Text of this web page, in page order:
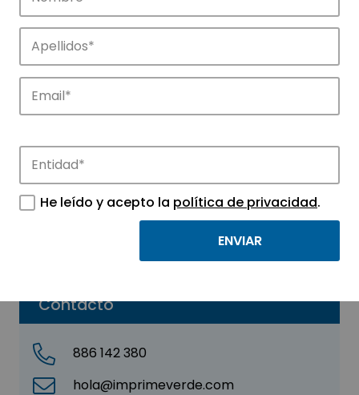
Empresas
Descubre las empresas que impulsan la
innovación en los parques de APTE.
Contacto
886 142 380
hola@imprimeverde.com
IMPRIMEVERDE SLU
CENTROS TECNOLÓGICOS E I+D
Parque Tecnológico de Vigo
He leído y acepto la política de privacidad.